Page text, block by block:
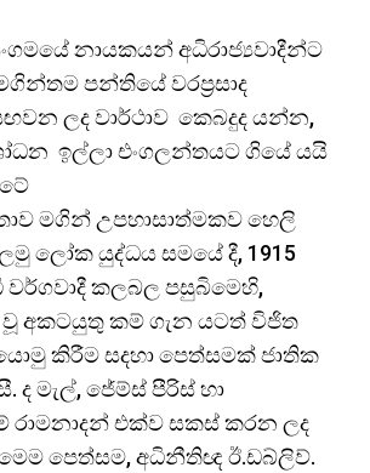
නායකයන් අධිරාජ්‍යවාදීන්ට
පන්තියේ වරප්‍රසාද
ලද වාර්ථාව කෙබදුද යන්න,
ඉල්ලා එංගලන්තයට ගියේ යයි
මගින් උපහාසාත්මකව හෙලි
ලෝක යුද්ධය සමයේ දී, 1915
කලබල පසුබිමෙහි,
වූ අකටයුතු කම් ගැන යටත් විජිත
කිරීම සදහා පෙත්සමක් ජාතික
ද මැල්, ජේම්ස් පීරිස් හා
එක්ව සකස් කරන ලද
පෙත්සම, අධිනීතිඥ ඊ.ඩබ්ලිව්.